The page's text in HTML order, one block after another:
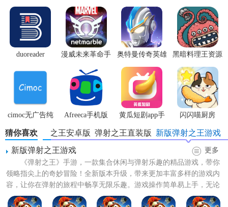
弹射之王游戏汉化版技巧
1. 精准瞄准：利用屏幕上的瞄准线，确保每次发射都能精准
命中目标。
duoreader
漫威未来革命手
奥特曼传奇英雄
体验服
黑暗料理王资源
无限
cimoc无广告纯
净版
Afreeca手机版
黄瓜短剧app手
机版
闪闪喵厨房
猜你喜欢 新版弹射之王游戏
弹射之王直装版
弹射之王安卓版
新版弹射之王游戏
更多
《弹射之王》手游，一款集合休闲与弹射乐趣的精品游戏，带你
领略指尖上的奇妙冒险！全新版本升级，带来更加丰富多样的游戏内
容，让你在弹射的旅程中畅享无限乐趣。游戏操作简单易上手，无论
是娱乐放松还是竞技挑战，...